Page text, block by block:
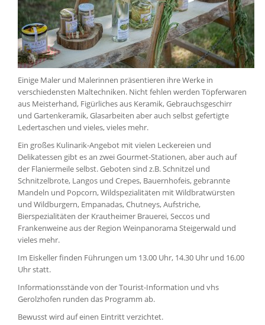
Einige Maler und Malerinnen präsentieren ihre Werke in
verschiedensten Maltechniken. Nicht fehlen werden Töpferwaren
aus Meisterhand, Figürliches aus Keramik, Gebrauchsgeschirr
und Gartenkeramik, Glasarbeiten aber auch selbst gefertigte
Ledertaschen und vieles, vieles mehr.
Ein großes Kulinarik-Angebot mit vielen Leckereien und
Delikatessen gibt es an zwei Gourmet-Stationen, aber auch auf
der Flaniermeile selbst. Geboten sind z.B. Schnitzel und
Schnitzelbrote, Langos und Crepes, Bauernhofeis, gebrannte
Mandeln und Popcorn, Wildspezialitäten mit Wildbratwürsten
und Wildburgern, Empanadas, Chutneys, Aufstriche,
Bierspezialitäten der Krautheimer Brauerei, Seccos und
Frankenweine aus der Region Weinpanorama Steigerwald und
vieles mehr.
Im Eiskeller finden Führungen um 13.00 Uhr, 14.30 Uhr und 16.00
Uhr statt.
Informationsstände von der Tourist-Information und vhs
Gerolzhofen runden das Programm ab.
Bewusst wird auf einen Eintritt verzichtet.